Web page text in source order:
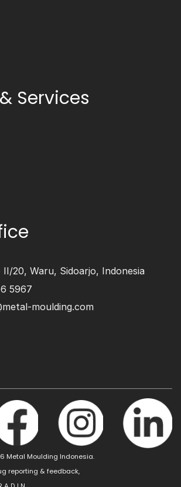
Services
20, Waru, Sidoarjo, Indonesia
5967
moulding.com
Metal Moulding Indonesia.
reporting & feedback,